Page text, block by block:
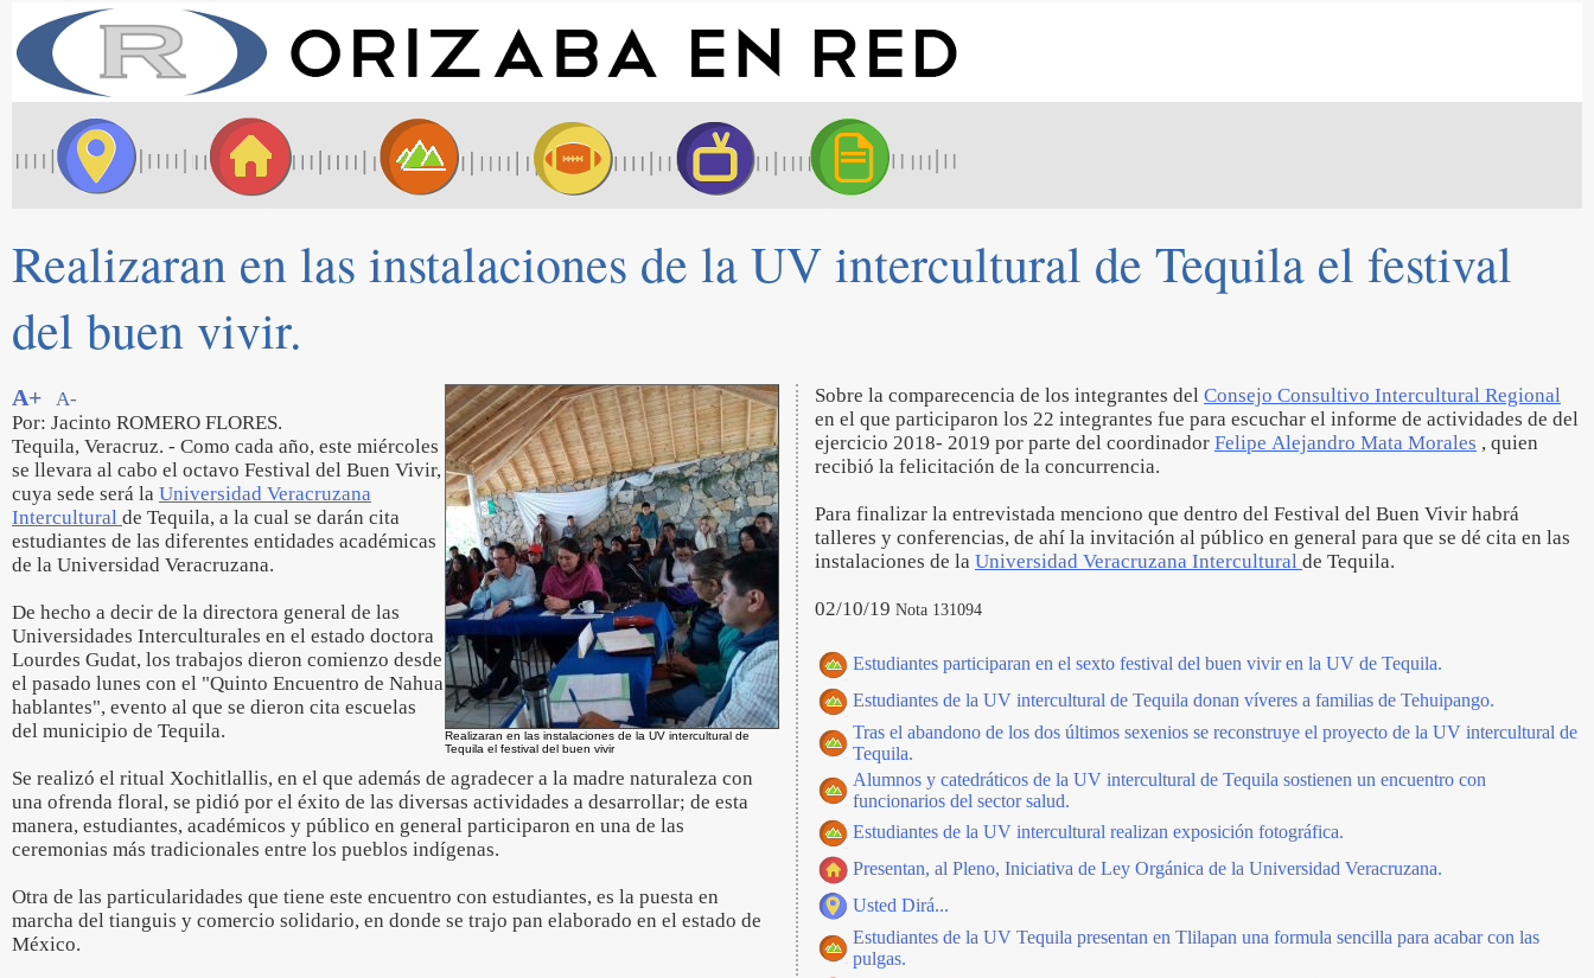
Realizaran en las instalaciones de la UV intercultural de Tequila el festival
del buen vivir.
Realizaran en las instalaciones de la UV intercultural de
Tequila el festival del buen vivir
A+
A-
Por: Jacinto ROMERO FLORES.
Tequila, Veracruz. - Como cada año, este miércoles
se llevara al cabo el octavo Festival del Buen Vivir,
cuya sede será la Universidad Veracruzana
Intercultural de Tequila, a la cual se darán cita
estudiantes de las diferentes entidades académicas
de la Universidad Veracruzana.
De hecho a decir de la directora general de las
Universidades Interculturales en el estado doctora
Lourdes Gudat, los trabajos dieron comienzo desde
el pasado lunes con el "Quinto Encuentro de Nahua
hablantes", evento al que se dieron cita escuelas
del municipio de Tequila.
Se realizó el ritual Xochitlallis, en el que además de agradecer a la madre naturaleza con
una ofrenda floral, se pidió por el éxito de las diversas actividades a desarrollar; de esta
manera, estudiantes, académicos y público en general participaron en una de las
ceremonias más tradicionales entre los pueblos indígenas.
Otra de las particularidades que tiene este encuentro con estudiantes, es la puesta en
marcha del tianguis y comercio solidario, en donde se trajo pan elaborado en el estado de
México.
Sobre la comparecencia de los integrantes del Consejo Consultivo Intercultural Regional
en el que participaron los 22 integrantes fue para escuchar el informe de actividades de del
ejercicio 2018- 2019 por parte del coordinador Felipe Alejandro Mata Morales , quien
recibió la felicitación de la concurrencia.
Para finalizar la entrevistada menciono que dentro del Festival del Buen Vivir habrá
talleres y conferencias, de ahí la invitación al público en general para que se dé cita en las
instalaciones de la Universidad Veracruzana Intercultural de Tequila.
02/10/19 Nota 131094
Estudiantes participaran en el sexto festival del buen vivir en la UV de Tequila.
Estudiantes de la UV intercultural de Tequila donan víveres a familias de Tehuipango.
Tras el abandono de los dos últimos sexenios se reconstruye el proyecto de la UV intercultural de
Tequila.
Alumnos y catedráticos de la UV intercultural de Tequila sostienen un encuentro con
funcionarios del sector salud.
Estudiantes de la UV intercultural realizan exposición fotográfica.
Presentan, al Pleno, Iniciativa de Ley Orgánica de la Universidad Veracruzana.
Usted Dirá...
Estudiantes de la UV Tequila presentan en Tlilapan una formula sencilla para acabar con las
pulgas.